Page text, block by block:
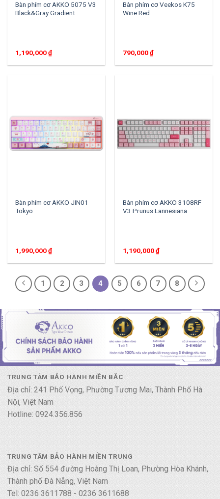
Bàn phím cơ AKKO 5075 V3
Black&Gray Gradient
1,190,000₫
Bàn phím cơ Veekos K75
Wine Red
790,000₫
Bàn phím cơ AKKO JIN01
Tokyo
1,990,000₫
Bàn phím cơ AKKO 3108RF
V3 Prunus Lannesiana
1,190,000₫
1 2 3 4 5 6 7 8
TRUNG TÂM BẢO HÀNH MIỀN BẮC
Địa chỉ: 241 Phố Vọng, Phường Tương Mai, Thành Phố Hà
Nội, Việt Nam
Hotline: 0924.356.856
TRUNG TÂM BẢO HÀNH MIỀN TRUNG
Địa chỉ: Số 554 đường Hoàng Thị Loan, Phường Hòa Khánh,
Thành phố Đà Nẵng, Việt Nam
Tel: 0236 3611788 - 0236 3611688